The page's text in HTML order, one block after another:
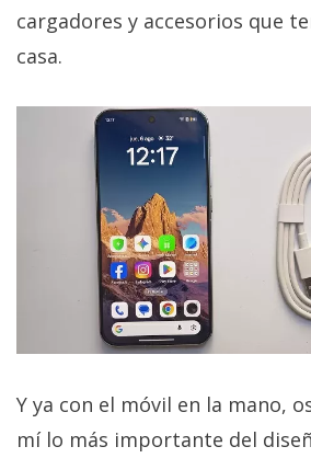
cargadores y accesorios que
casa.
Y ya con el móvil en la mano,
mí lo más importante del